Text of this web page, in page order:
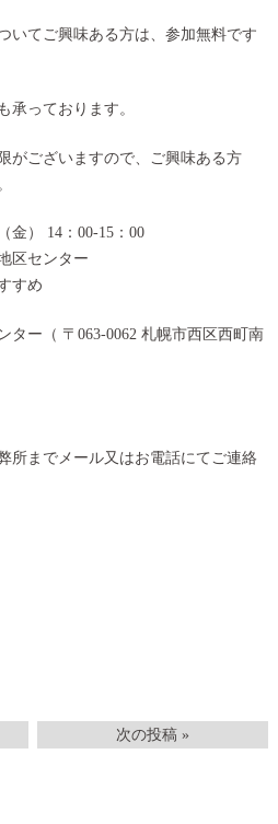
いてご興味ある方は、参加無料です
承っております。
がございますので、ご興味ある方
） 14：00-15：00
区センター
すめ
ター（ 〒063-0062 札幌市西区西町南
所までメール又はお電話にてご連絡
次の投稿 »